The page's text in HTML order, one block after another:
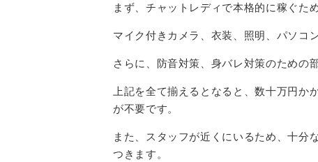
まず、チャットレディで本格的に稼ぐた
マイク付きカメラ、衣装、照明、パソコ
さらに、防音対策、身バレ対策のための
上記を全て揃えるとなると、数十万円
が不要です。
また、スタッフが近くにいるため、十分
つきます。